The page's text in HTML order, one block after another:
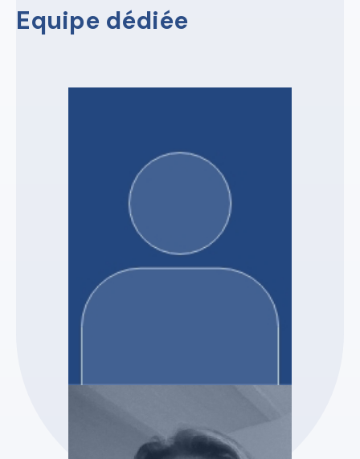
Equipe dédiée
SELARL MJ & ASSOCIES